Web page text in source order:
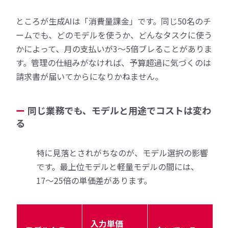
ところが生成AIは「消費量課金」です。同じ50名のチ
ームでも、どのモデルを使うか、どんなタスクに使う
かによって、月の支払いが3〜5倍ブレることがありま
す。管理の仕組みがなければ、予算超過に気づくのは
請求書が届いてからになりかねません。
同じ業務でも、モデルと用途でコストは変わ
る
特に見落とされがちなのが、モデル選択の影響
です。最上位モデルと軽量モデルの間には、
17〜25倍の単価差があります。
入力単価